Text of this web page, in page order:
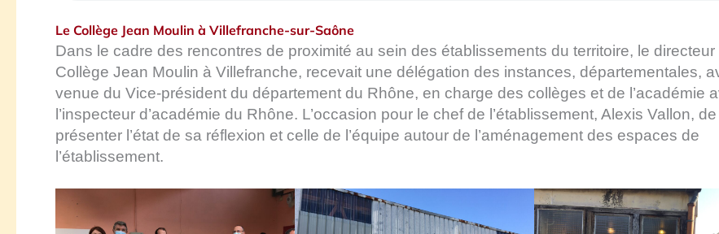
Le Collège Jean Moulin à Villefranche-sur-Saône
Dans le cadre des rencontres de proximité au sein des établissements du territoire, le directeur
Collège Jean Moulin à Villefranche, recevait une délégation des instances, départementales,
venue du Vice-président du département du Rhône, en charge des collèges et de l’académie
l’inspecteur d’académie du Rhône. L’occasion pour le chef de l’établissement, Alexis Vallon, de
présenter l’état de sa réflexion et celle de l’équipe autour de l’aménagement des espaces de
l’établissement.